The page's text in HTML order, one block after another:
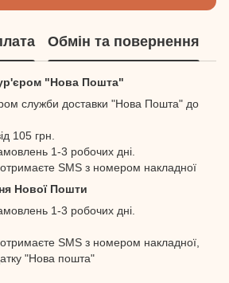
Обмін та повернення
"Нова Пошта"
служби доставки "Нова Пошта" до
105 грн.
1-3 робочих дні.
SMS з номером накладної
Нової Пошти
1-3 робочих дні.
SMS з номером накладної,
"Нова пошта"